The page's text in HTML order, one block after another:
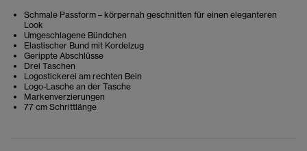
Schmale Passform – körpernah geschnitten für einen eleganteren
Look
Umgeschlagene Bündchen
Elastischer Bund mit Kordelzug
Gerippte Abschlüsse
Drei Taschen
Logostickerei am rechten Bein
Logo-Lasche an der Tasche
Markenverzierungen
77 cm Schrittlänge